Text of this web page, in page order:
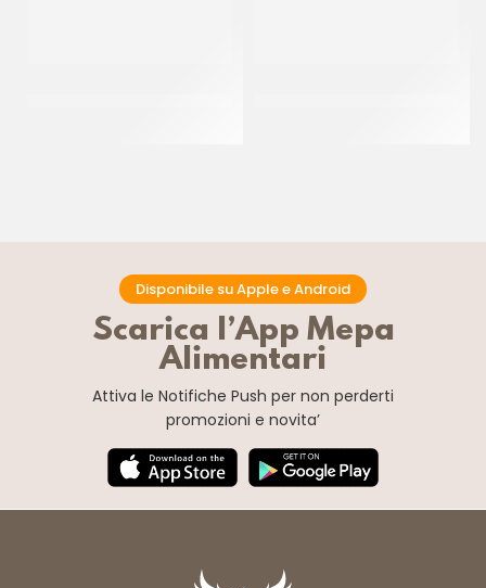
Disponibile su Apple e Android
Scarica l’App Mepa
Alimentari
Attiva le Notifiche Push per non perderti
promozioni e novita’